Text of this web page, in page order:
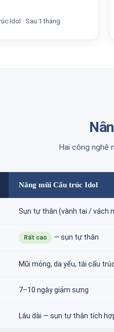
Idol · Sau 1 tháng
Hai công nghệ
Nâng mũi Cấu trúc Idol
Sụn tự thân (vành tai / vách
Rất cao — sụn tự thân
Mũi mỏng, da yếu, tái cấu
7–10 ngày giảm sưng
Lâu dài — sụn tự thân tích